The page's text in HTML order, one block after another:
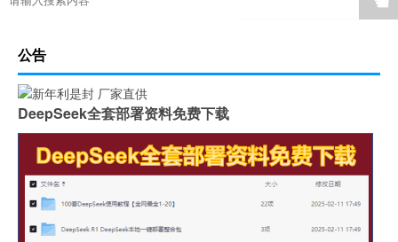
公告
DeepSeek全套部署资料免费下载